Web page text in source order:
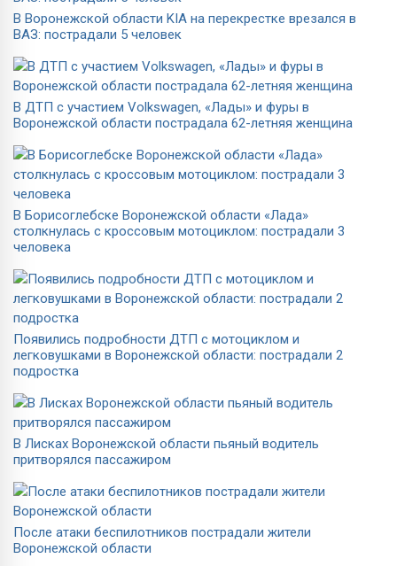
В Воронежской области KIA на перекрестке врезался в
ВАЗ: пострадали 5 человек
В ДТП с участием Volkswagen, «Лады» и фуры в
Воронежской области пострадала 62-летняя женщина
В Борисоглебске Воронежской области «Лада»
столкнулась с кроссовым мотоциклом: пострадали 3
человека
Появились подробности ДТП с мотоциклом и
легковушками в Воронежской области: пострадали 2
подростка
В Лисках Воронежской области пьяный водитель
притворялся пассажиром
После атаки беспилотников пострадали жители
Воронежской области